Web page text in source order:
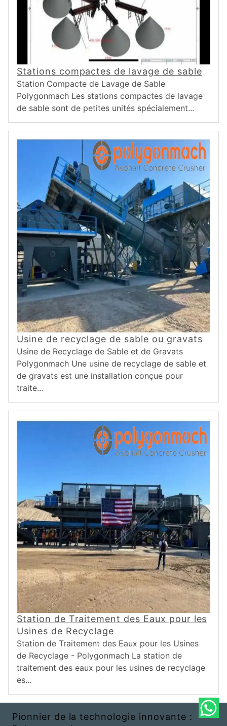
Stations compactes de lavage de sable
Station Compacte de Lavage de Sable
Polygonmach Les stations compactes de lavage
de sable sont de petites unités spécialement...
Usine de recyclage de sable ou gravats
Usine de Recyclage de Sable et de Gravats
Polygonmach Une usine de recyclage de sable et
de gravats est une installation conçue pour
traite...
Station de Traitement des Eaux pour les
Usines de Recyclage
Station de Traitement des Eaux pour les Usines
de Recyclage - Polygonmach La station de
traitement des eaux pour les usines de recyclage
es...
Pionnier de la technologie innovante :